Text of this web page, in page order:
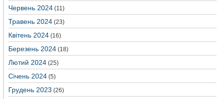
Червень 2024 (11)
Травень 2024 (23)
Квітень 2024 (16)
Березень 2024 (18)
Лютий 2024 (25)
Січень 2024 (5)
Грудень 2023 (26)